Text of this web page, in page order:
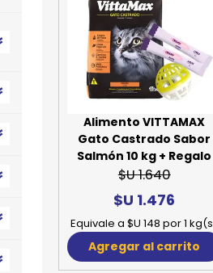
BOLSAS PARA MATERIA
COLLARES, ARNESES Y CORREAS
COMEDEROS Y BEBEDEROS
JUGUETES Y
COLLARES Y
TRANSPORTADORAS
CAMAS
Alimento VITTAMAX
Gato Castrado Sabor
Salmón 10 kg + Regalo
$U 1.640
$U 1.476
Equivale a $U 148 por 1
Agregar al carrito